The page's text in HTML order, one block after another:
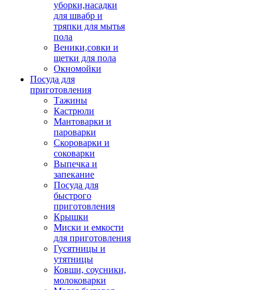
уборки,насадки
для швабр и
тряпки для мытья
пола
Веники,совки и
щетки для пола
Окномойки
Посуда для
приготовления
Тажины
Кастрюли
Мантоварки и
пароварки
Скороварки и
соковарки
Выпечка и
запекание
Посуда для
быстрого
приготовления
Крышки
Миски и емкости
для приготовления
Гусятницы и
утятницы
Ковши, соусники,
молоковарки